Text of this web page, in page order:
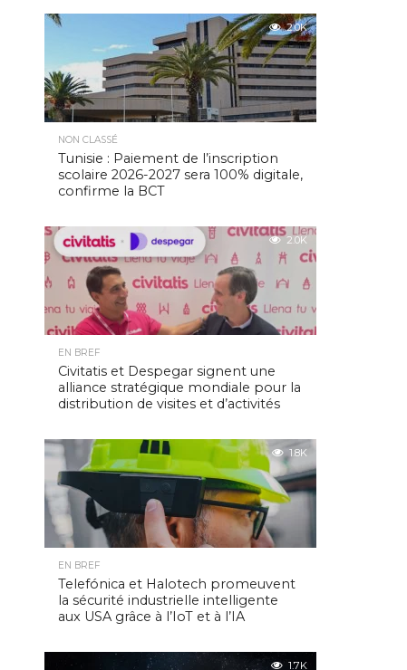
2.0K
NON CLASSÉ
Tunisie : Paiement de l’inscription
scolaire 2026-2027 sera 100% digitale,
confirme la BCT
2.0K
EN BREF
Civitatis et Despegar signent une
alliance stratégique mondiale pour la
distribution de visites et d’activités
1.8K
EN BREF
Telefónica et Halotech promeuvent
la sécurité industrielle intelligente
aux USA grâce à l’IoT et à l’IA
1.7K